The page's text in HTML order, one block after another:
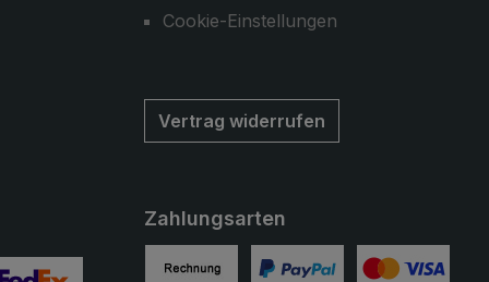
Cookie-Einstellungen
Vertrag widerrufen
Zahlungsarten